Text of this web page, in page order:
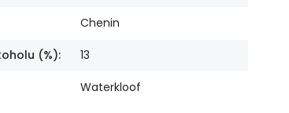
Chenin
(%): 13
Waterkloof